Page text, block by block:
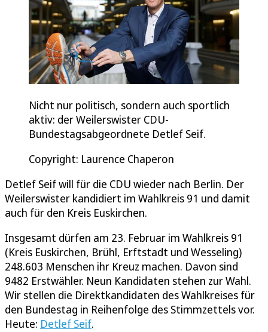
Nicht nur politisch, sondern auch sportlich
aktiv: der Weilerswister CDU-
Bundestagsabgeordnete Detlef Seif.
Copyright: Laurence Chaperon
Detlef Seif will für die CDU wieder nach Berlin. Der
Weilerswister kandidiert im Wahlkreis 91 und damit
auch für den Kreis Euskirchen.
Insgesamt dürfen am 23. Februar im Wahlkreis 91
(Kreis Euskirchen, Brühl, Erftstadt und Wesseling)
248.603 Menschen ihr Kreuz machen. Davon sind
9482 Erstwähler. Neun Kandidaten stehen zur Wahl.
Wir stellen die Direktkandidaten des Wahlkreises für
den Bundestag in Reihenfolge des Stimmzettels vor.
Heute: Detlef Seif.